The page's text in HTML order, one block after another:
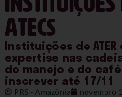
ATECs
Instituições de
expertise nas
do manejo e do
inscrever até 17/11
PRS - Amazônia novembro